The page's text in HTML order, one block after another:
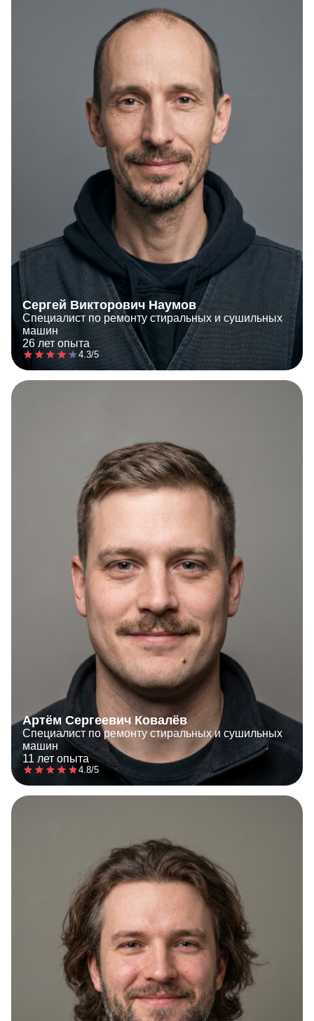
Сергей Викторович Наумов
Специалист по ремонту стиральных и сушильных
машин
26 лет опыта
4.3/5
Артём Сергеевич Ковалёв
Специалист по ремонту стиральных и сушильных
машин
11 лет опыта
4.8/5